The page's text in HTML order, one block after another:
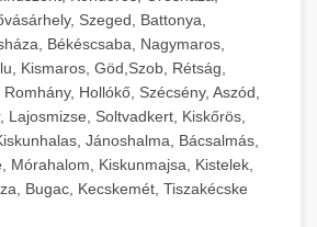
Szeged, Battonya,
Békéscsaba, Nagymaros,
Kismaros, Göd,Szob, Rétság,
Hollókő, Szécsény, Aszód,
Lajosmizse, Soltvadkert, Kiskőrös,
Jánoshalma, Bácsalmás,
Mórahalom, Kiskunmajsa, Kistelek,
Bugac, Kecskemét, Tiszakécske